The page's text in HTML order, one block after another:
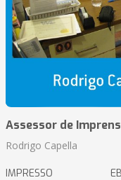
Assessor de
Rodrigo Capella
IMPRESSO